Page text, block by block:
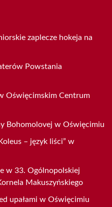
zaplecze hokeja na
Powstania
Oświęcimskim Centrum
Bohomolovej w Oświęcimiu
– język liści” w
w 33. Ogólnopolskiej
Makuszyńskiego
upałami w Oświęcimiu